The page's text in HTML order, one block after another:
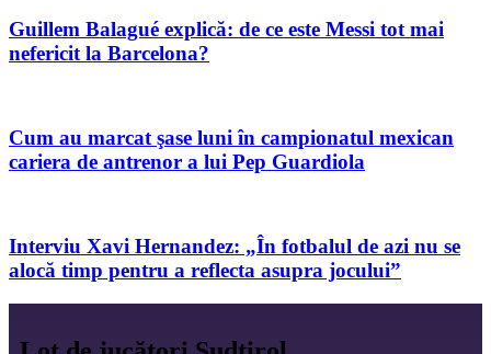
Guillem Balagué explică: de ce este Messi tot mai
nefericit la Barcelona?
Cum au marcat şase luni în campionatul mexican
cariera de antrenor a lui Pep Guardiola
Interviu Xavi Hernandez: „În fotbalul de azi nu se
alocă timp pentru a reflecta asupra jocului”